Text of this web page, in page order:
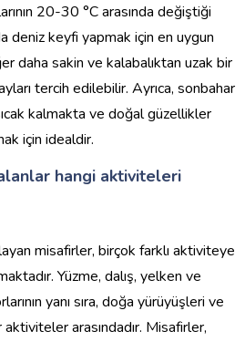
20-30 °C arasında değiştiği
deniz keyfi yapmak için en uygun
daha sakin ve kalabalıktan uzak bir
tercih edilebilir. Ayrıca, sonbahar
kalmakta ve doğal güzellikler
için idealdir.
hangi aktiviteleri
misafirler, birçok farklı aktiviteye
Yüzme, dalış, yelken ve
yanı sıra, doğa yürüyüşleri ve
arasındadır. Misafirler,